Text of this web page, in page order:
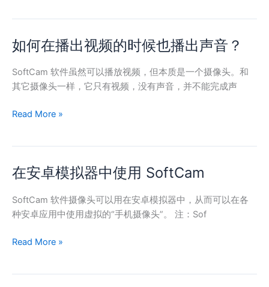
如何在播出视频的时候也播出声音？
SoftCam 软件虽然可以播放视频，但本质是一个摄像头。和
其它摄像头一样，它只有视频，没有声音，并不能完成声
如
在
播
视
的
候
播
出
音？
Read More »
在安卓模拟器中使用 SoftCam
SoftCam 软件摄像头可以用在安卓模拟器中，从而可以在各
种安卓应用中使用虚拟的“手机摄像头”。 注：Sof
在
卓
模
器
使
Read More »